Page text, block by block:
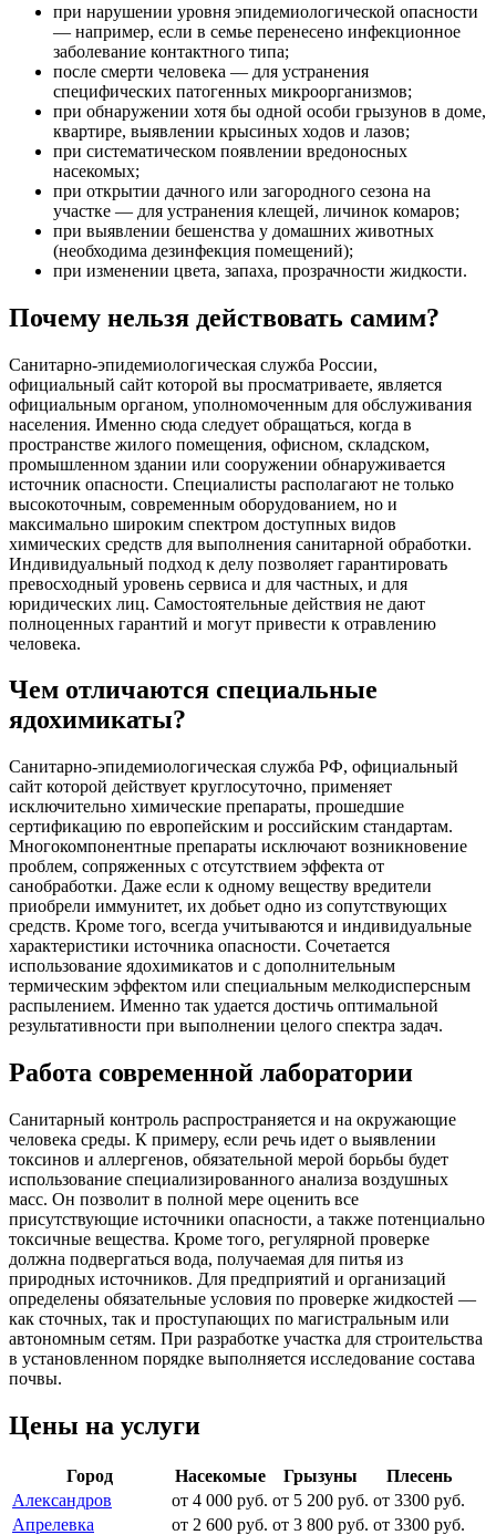
при нарушении уровня эпидемиологической опасности
— например, если в семье перенесено инфекционное
заболевание контактного типа;
после смерти человека — для устранения
специфических патогенных микроорганизмов;
при обнаружении хотя бы одной особи грызунов в доме,
квартире, выявлении крысиных ходов и лазов;
при систематическом появлении вредоносных
насекомых;
при открытии дачного или загородного сезона на
участке — для устранения клещей, личинок комаров;
при выявлении бешенства у домашних животных
(необходима дезинфекция помещений);
при изменении цвета, запаха, прозрачности жидкости.
Почему нельзя действовать самим?
Санитарно-эпидемиологическая служба России,
официальный сайт которой вы просматриваете, является
официальным органом, уполномоченным для обслуживания
населения. Именно сюда следует обращаться, когда в
пространстве жилого помещения, офисном, складском,
промышленном здании или сооружении обнаруживается
источник опасности. Специалисты располагают не только
высокоточным, современным оборудованием, но и
максимально широким спектром доступных видов
химических средств для выполнения санитарной обработки.
Индивидуальный подход к делу позволяет гарантировать
превосходный уровень сервиса и для частных, и для
юридических лиц. Самостоятельные действия не дают
полноценных гарантий и могут привести к отравлению
человека.
Чем отличаются специальные
ядохимикаты?
Санитарно-эпидемиологическая служба РФ, официальный
сайт которой действует круглосуточно, применяет
исключительно химические препараты, прошедшие
сертификацию по европейским и российским стандартам.
Многокомпонентные препараты исключают возникновение
проблем, сопряженных с отсутствием эффекта от
санобработки. Даже если к одному веществу вредители
приобрели иммунитет, их добьет одно из сопутствующих
средств. Кроме того, всегда учитываются и индивидуальные
характеристики источника опасности. Сочетается
использование ядохимикатов и с дополнительным
термическим эффектом или специальным мелкодисперсным
распылением. Именно так удается достичь оптимальной
результативности при выполнении целого спектра задач.
Работа современной лаборатории
Санитарный контроль распространяется и на окружающие
человека среды. К примеру, если речь идет о выявлении
токсинов и аллергенов, обязательной мерой борьбы будет
использование специализированного анализа воздушных
масс. Он позволит в полной мере оценить все
присутствующие источники опасности, а также потенциально
токсичные вещества. Кроме того, регулярной проверке
должна подвергаться вода, получаемая для питья из
природных источников. Для предприятий и организаций
определены обязательные условия по проверке жидкостей —
как сточных, так и проступающих по магистральным или
автономным сетям. При разработке участка для строительства
в установленном порядке выполняется исследование состава
почвы.
Цены на услуги
Город Насекомые Грызуны
Плесень
Александров
от 4 000 руб. от 5 200 руб. от 3300 руб.
Апрелевка
от 2 600 руб. от 3 800 руб. от 3300 руб.